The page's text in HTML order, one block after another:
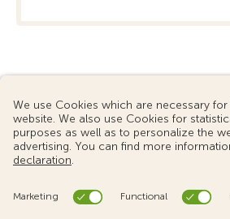
Terms of use